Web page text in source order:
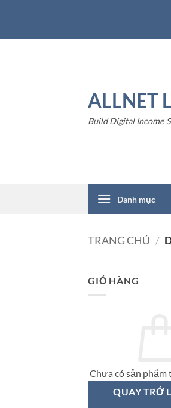
nội
ALLNET
Build Digital Income
Danh mục
TRANG CHỦ /
GIỎ HÀNG
Chưa có sản phẩm
QUAY TRỞ